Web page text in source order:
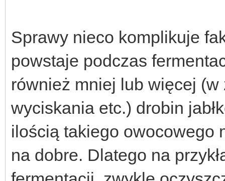
Sprawy nieco komplikuje
powstaje podczas
również mniej lub więcej
wyciskania etc.) drobin
ilością takiego owocowego
na dobre. Dlatego na